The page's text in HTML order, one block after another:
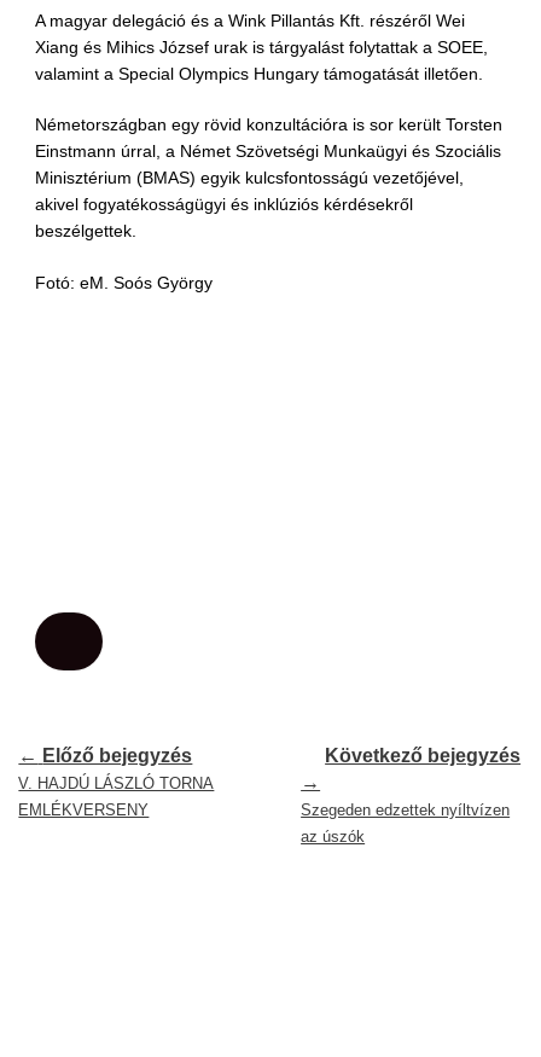
A magyar delegáció és a Wink Pillantás Kft. részéről Wei
Xiang és Mihics József urak is tárgyalást folytattak a SOEE,
valamint a Special Olympics Hungary támogatását illetően.
Németországban egy rövid konzultációra is sor került Torsten
Einstmann úrral, a Német Szövetségi Munkaügyi és Szociális
Minisztérium (BMAS) egyik kulcsfontosságú vezetőjével,
akivel fogyatékosságügyi és inklúziós kérdésekről
beszélgettek.
Fotó: eM. Soós György
← Előző bejegyzés
V. HAJDÚ LÁSZLÓ TORNA
EMLÉKVERSENY
Következő bejegyzés
→
Szegeden edzettek nyíltvízen
az úszók